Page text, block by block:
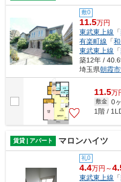
敷0
11.5万円
東武東上線 「
有楽町線 「
東武東上線 「
築12年 /
埼玉県朝霞市
11.5万
敷金 0
1階 /
賃貸 | アパート マロンハイツ
礼0
4.4万円～
東武東上線 「